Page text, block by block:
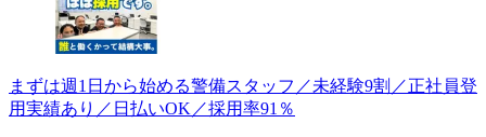
まずは週1日から始める警備スタッフ／未経験9割／正社員登
用実績あり／日払いOK／採用率91％